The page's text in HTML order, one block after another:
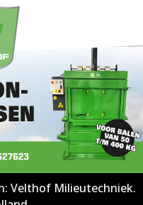
Velthof Milieutechniek.